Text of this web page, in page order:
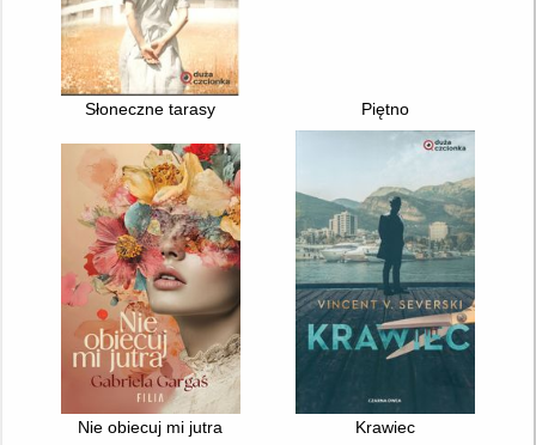
Słoneczne tarasy Piętno
Nie obiecuj mi jutra Krawiec